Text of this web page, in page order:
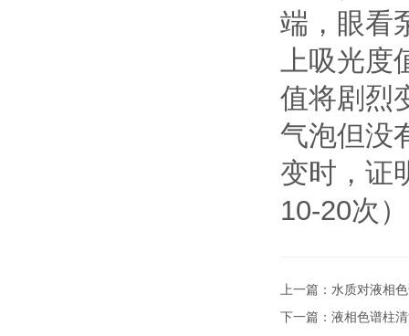
端，眼看
上吸光度
值将剧烈
气泡但没
变时，证
10-20次
上一篇： 水质对液相
下一篇： 液相色谱柱